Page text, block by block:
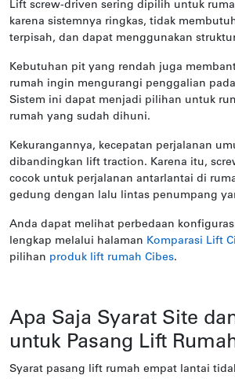
Lift screw-driven sering dipilih untuk
karena sistemnya ringkas, tidak
terpisah, dan dapat menggunakan
Kebutuhan pit yang rendah juga
rumah ingin mengurangi penggalian
Sistem ini dapat menjadi pilihan untuk
rumah yang sudah dihuni.
Kekurangannya, kecepatan perjalanan
dibandingkan lift traction. Karena itu,
cocok untuk perjalanan antarlantai di
gedung dengan lalu lintas penumpang
Anda dapat melihat perbedaan
lengkap melalui halaman Komparasi Lift
pilihan produk lift rumah Cibes.
Apa Saja Syarat Site
untuk Pasang Lift
Syarat pasang lift rumah empat lantai